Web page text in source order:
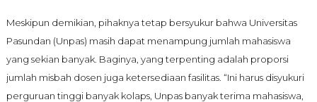
Meskipun demikian, pihaknya tetap bersyukur bahwa Universitas
Pasundan (Unpas) masih dapat menampung jumlah mahasiswa
yang sekian banyak. Baginya, yang terpenting adalah proporsi
jumlah misbah dosen juga ketersediaan fasilitas. “Ini harus disyukuri
perguruan tinggi banyak kolaps, Unpas banyakterima mahasiswa,